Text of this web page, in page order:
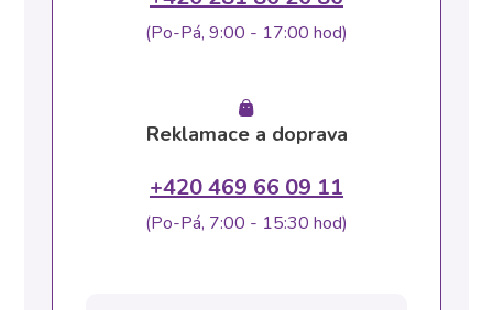
(Po-Pá, 9:00 - 17:00 hod)
Reklamace a doprava
+420 469 66 09 11
(Po-Pá, 7:00 - 15:30 hod)